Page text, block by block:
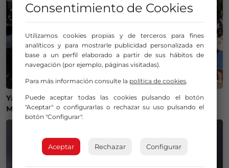
Ya tenemos plan para este lunes: «Nos vamos al
Mercado de San Lorenzo de Getxo»
Consentimiento de Cookies
Utilizamos cookies propias y de terceros para fines
analíticos y para mostrarle publicidad personalizada en
base a un perfil elaborado a partir de sus hábitos de
navegación (por ejemplo, páginas visitadas).
Para más información consulte la política de cookies.
Puede aceptar todas las cookies pulsando el botón
"Aceptar" o configurarlas o rechazar su uso pulsando el
botón "Configurar".
Aceptar Rechazar Configurar